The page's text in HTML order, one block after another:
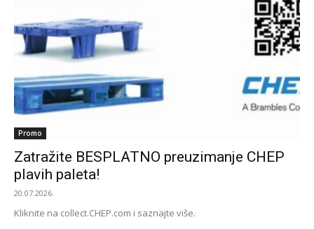
Promo
Zatražite BESPLATNO preuzimanje CHEP
plavih paleta!
20.07.2026.
Kliknite na collect.CHEP.com i saznajte više.